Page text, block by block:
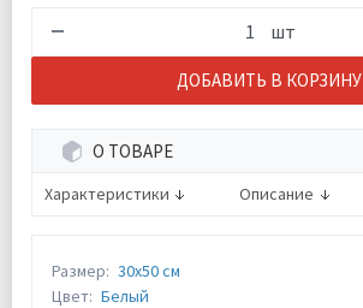
шт
ДОБАВИТЬ В КОРЗИНУ
О ТОВАРЕ
Характеристики Описание
Размер: 30х50 см
Цвет: Белый